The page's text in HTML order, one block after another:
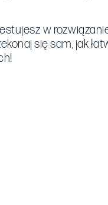
w
się sam, jak